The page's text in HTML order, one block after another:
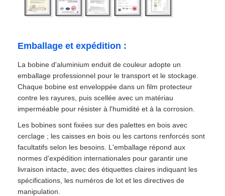
Emballage et expédition :
La bobine d'aluminium enduit de couleur adopte un
emballage professionnel pour le transport et le stockage.
Chaque bobine est enveloppée dans un film protecteur
contre les rayures, puis scellée avec un matériau
imperméable pour résister à l'humidité et à la corrosion.
Les bobines sont fixées sur des palettes en bois avec
cerclage ; les caisses en bois ou les cartons renforcés sont
facultatifs selon les besoins. L'emballage répond aux
normes d'expédition internationales pour garantir une
livraison intacte, avec des étiquettes claires indiquant les
spécifications, les numéros de lot et les directives de
manipulation.